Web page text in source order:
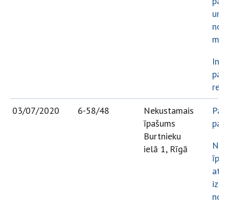
un
par
03/07/2020
6-58/48
Nekustamais
īpašums
Burtnieku
ielā 1, Rīgā
par